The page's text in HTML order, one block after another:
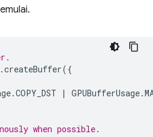
.createBuffer({
.COPY_DST | GPUBufferUsage.
when possible.